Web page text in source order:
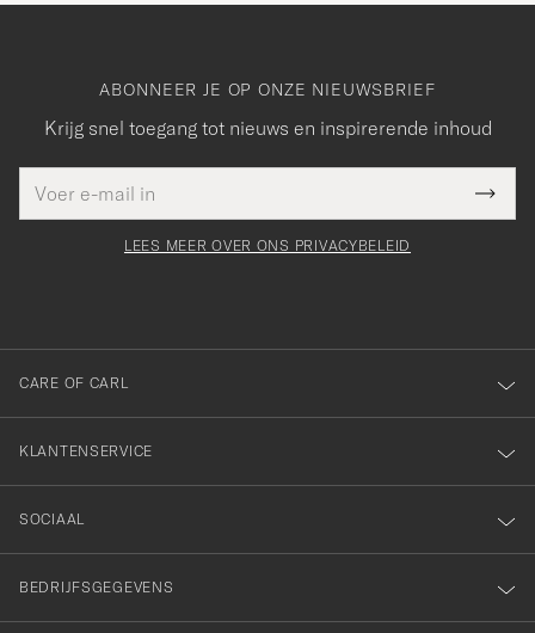
ABONNEER JE OP ONZE NIEUWSBRIEF
Krijg snel toegang tot nieuws en inspirerende inhoud
mailadres
veldBedankt
voor
onze
nieuwsbrief!
LEES MEER OVER ONS PRIVACYBELEID
CARE OF CARL
KLANTENSERVICE
SOCIAAL
BEDRIJFSGEGEVENS